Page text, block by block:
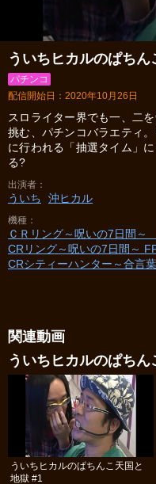
ういちヒカルのぱち
パチンコ
配信開始日：2020年10月26日
スロライター界でも一、二
挑む、パチンコバラエティ
に行われる「抽選タイム」
る?
出演者
ういち 沖ヒカル
機種
ＣＲリング～呪いの7日間
CRリング～呪いの7日間～
CRシティーハンター～合言
関連動画
ういちヒカルのぱちん
ういちヒカルのぱちんこ天国と
地獄 #1